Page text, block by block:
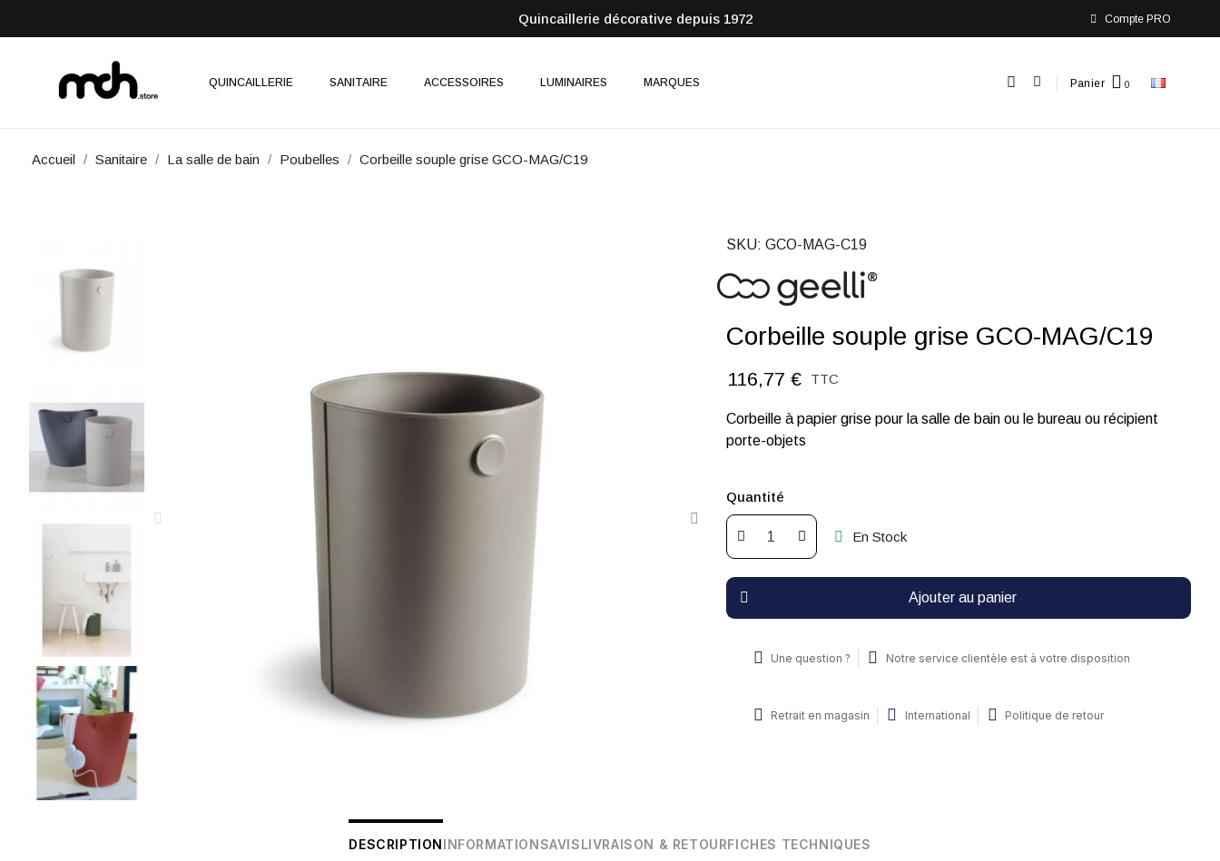
Quincaillerie décorative depuis 1972 Compte PRO
QUINCAILLERIE SANITAIRE ACCESSOIRES LUMINAIRES MARQUES Panier
Accueil Sanitaire La salle de bain Poubelles Corbeille souple grise GCO-MAG/C19
SKU GCO-MAG-C19
Corbeille souple grise GCO-MAG/C19
116,77 € TTC
Corbeille à papier grise pour la salle de bain ou le bureau ou récipient
porte-objets
Quantité
En Stock
Ajouter au panier
Une question ? Notre service clientèle est à votre disposition
Retrait en magasin International Politique de retour
DESCRIPTIONINFORMATIONSAVISLIVRAISON & RETOURFICHES TECHNIQUES